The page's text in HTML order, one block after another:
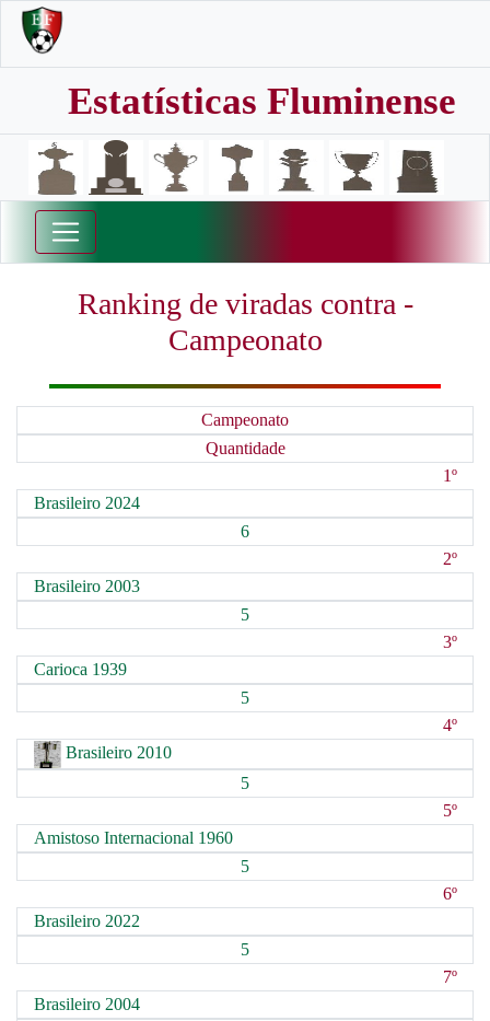
Estatísticas Fluminense
Ranking de viradas contra -
Campeonato
Campeonato
Quantidade
1º
Brasileiro 2024
6
2º
Brasileiro 2003
5
3º
Carioca 1939
5
4º
Brasileiro 2010
5
5º
Amistoso Internacional 1960
5
6º
Brasileiro 2022
5
7º
Brasileiro 2004